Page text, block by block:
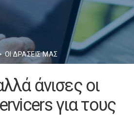
ΟΙ ΔΡΑΣΕΙΣ ΜΑΣ
άνισες οι
για τους